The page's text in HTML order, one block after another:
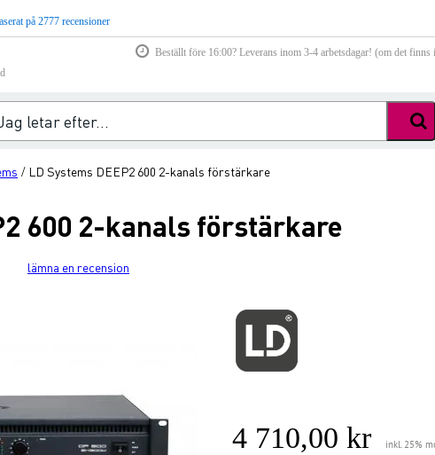
på 2777 recensioner
Beställt före 16:00? Leverans inom 3-4 arbetsdagar! (om det finns
/ LD Systems DEEP2 600 2-kanals förstärkare
600 2-kanals förstärkare
lämna en recension
4 710,00 kr inkl. 25%